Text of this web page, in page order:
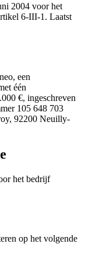
2004 voor het
6-III-1. Laatst
een
één
€, ingeschreven
105 648 703
92200 Neuilly-
het bedrijf
op het volgende